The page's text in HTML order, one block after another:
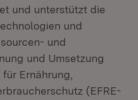
und unterstützt die
und
und
und Umsetzung
Ernährung,
(EFRE-